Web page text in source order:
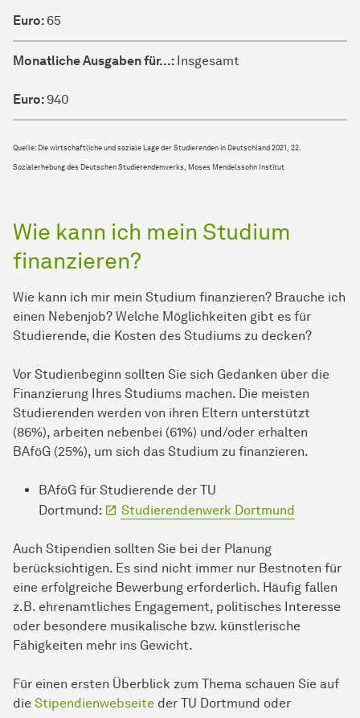
Euro: 65
Monatliche Ausgaben für...: Insgesamt
Euro:940
Quelle: Die wirtschaftliche und soziale Lage der Studierenden in Deutschland 2021, 22.
Sozialerhebung des Deutschen Studierendenwerks, Moses Mendelssohn Institut
Wie kann ich mein Studium
finanzieren?
Wie kann ich mir mein Studium finanzieren? Brauche ich
einen Nebenjob? Welche Möglichkeiten gibt es für
Studierende, die Kosten des Studiums zu decken?
Vor Studienbeginn sollten Sie sich Gedanken über die
Finanzierung Ihres Studiums machen. Die meisten
Studierenden werden von ihren Eltern unterstützt
(86%), arbeiten nebenbei (61%) und/oder erhalten
BAföG (25%), um sich das Studium zu finanzieren.
BAföG für Studierende der TU
Dortmund:
Studierendenwerk Dortmund
Auch Stipendien sollten Sie bei der Planung
berücksichtigen. Es sind nicht immer nur Bestnoten für
eine erfolgreiche Bewerbung erforderlich. Häufig fallen
z.B. ehrenamtliches Engagement, politisches Interesse
oder besondere musikalische bzw. künstlerische
Fähigkeiten mehr ins Gewicht.
Für einen ersten Überblick zum Thema schauen Sie auf
die Stipendienwebseite der TU Dortmund oder